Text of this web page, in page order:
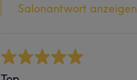
Salonantwort anzeigen